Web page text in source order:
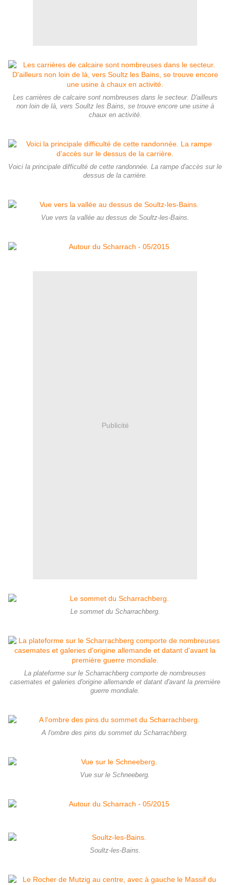
Les carrières de calcaire sont nombreuses dans le secteur. D'ailleurs
non loin de là, vers Soultz les Bains, se trouve encore une usine à
chaux en activité.
Voici la principale difficulté de cette randonnée. La rampe d'accès sur le
dessus de la carrière.
Vue vers la vallée au dessus de Soultz-les-Bains.
Publicité
Le sommet du Scharrachberg.
La plateforme sur le Scharrachberg comporte de nombreuses
casemates et galeries d'origine allemande et datant d'avant la première
guerre mondiale.
A l'ombre des pins du sommet du Scharrachberg.
Vue sur le Schneeberg.
Soultz-les-Bains.